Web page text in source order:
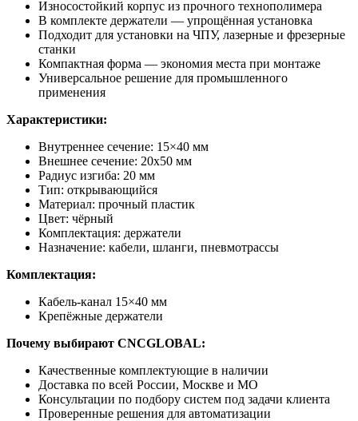
Износостойкий корпус из прочного технополимера
В комплекте держатели — упрощённая установка
Подходит для установки на ЧПУ, лазерные и фрезерные
станки
Компактная форма — экономия места при монтаже
Универсальное решение для промышленного
применения
Характеристики:
Внутреннее сечение: 15×40 мм
Внешнее сечение: 20х50 мм
Радиус изгиба: 20 мм
Тип: открывающийся
Материал: прочный пластик
Цвет: чёрный
Комплектация: держатели
Назначение: кабели, шланги, пневмотрассы
Комплектация:
Кабель-канал 15×40 мм
Крепёжные держатели
Почему выбирают CNCGLOBAL:
Качественные комплектующие в наличии
Доставка по всей России, Москве и МО
Консультации по подбору систем под задачи клиента
Проверенные решения для автоматизации